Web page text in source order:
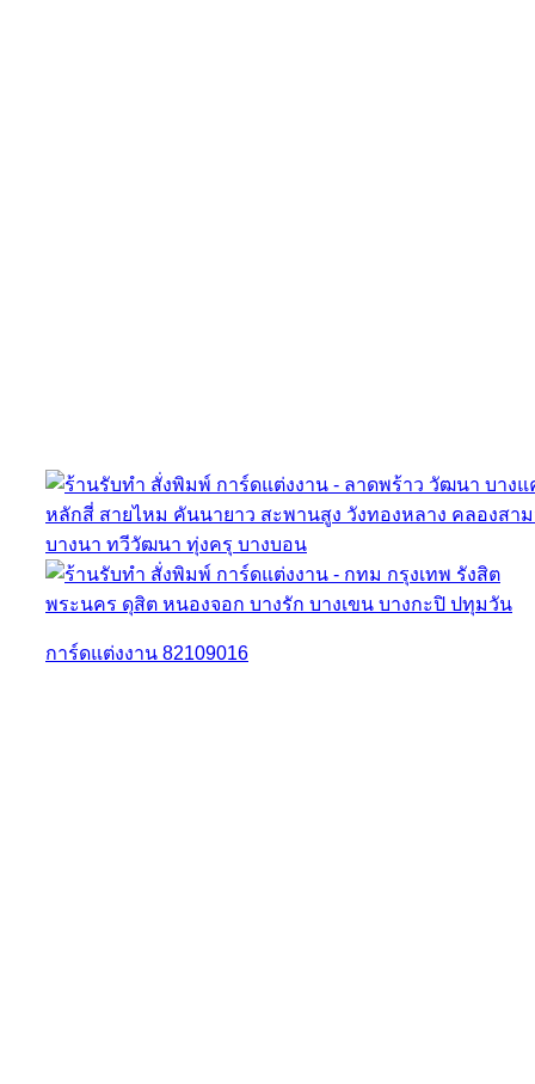
การ์ดแต่งงาน 82109016